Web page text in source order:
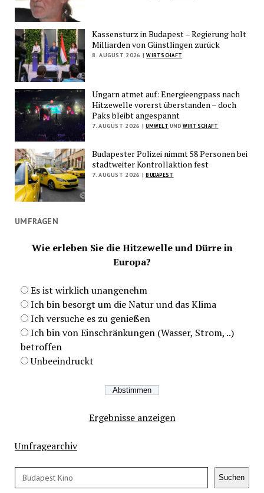
Kassensturz in Budapest – Regierung holt
Milliarden von Günstlingen zurück
8. AUGUST 2026 | WIRTSCHAFT
Ungarn atmet auf: Energieengpass nach
Hitzewelle vorerst überstanden – doch
Paks bleibt angespannt
7. AUGUST 2026 | UMWELT UND WIRTSCHAFT
Budapester Polizei nimmt 58 Personen bei
stadtweiter Kontrollaktion fest
7. AUGUST 2026 | BUDAPEST
UMFRAGEN
Wie erleben Sie die Hitzewelle und Dürre in
Europa?
Es ist wirklich unangenehm
Ich bin besorgt um die Natur und das Klima
Ich versuche es zu genießen
Ich bin von Einschränkungen (Wasser, Strom, ..)
betroffen
Unbeeindruckt
Ergebnisse anzeigen
Umfragearchiv
Suchen Suchen